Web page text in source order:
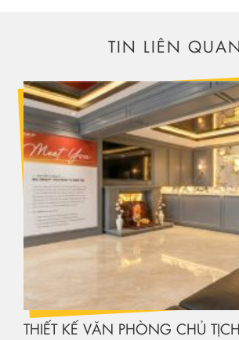
TIN LIÊN QUAN
THIẾT KẾ VĂN PHÒNG CHỦ